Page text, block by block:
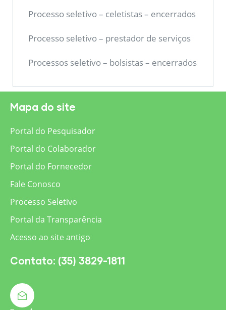
Processo seletivo – celetistas – encerrados
Processo seletivo – prestador de serviços
Processos seletivo – bolsistas – encerrados
Mapa do site
Portal do Pesquisador
Portal do Colaborador
Portal do Fornecedor
Fale Conosco
Processo Seletivo
Portal da Transparência
Acesso ao site antigo
Contato: (35) 3829-1811